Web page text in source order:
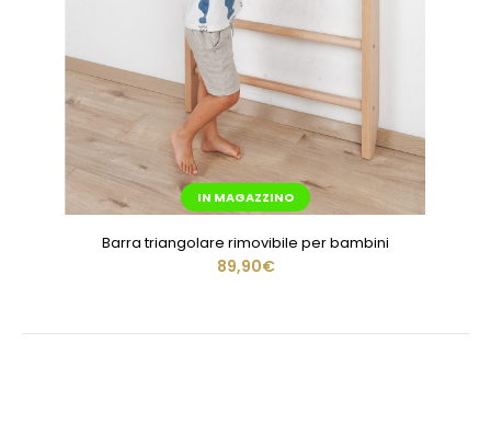
IN MAGAZZINO
Barra triangolare rimovibile per bambini
89,90€